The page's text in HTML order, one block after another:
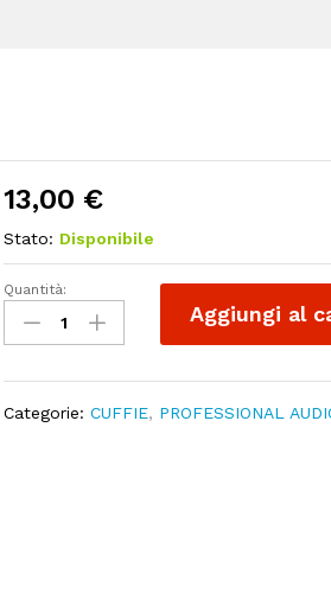
13,00 €
Stato: Disponibile
OQAN
QHP10
quantity
Quantità:
Aggiungi al
Categorie:CUFFIE, PROFESSIONAL